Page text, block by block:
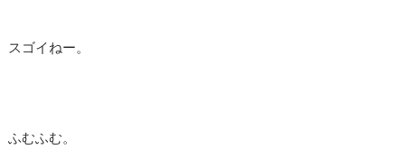
スゴイねー。
ふむふむ。